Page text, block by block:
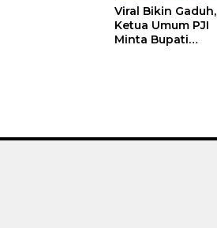
Viral Bikin Gaduh,
Ketua Umum PJI
Minta Bupati